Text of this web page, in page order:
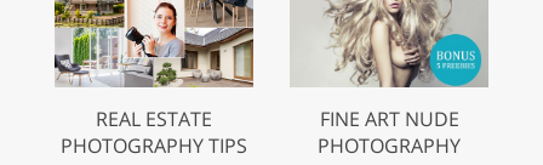
REAL ESTATE
PHOTOGRAPHY TIPS
FINE ART NUDE
PHOTOGRAPHY